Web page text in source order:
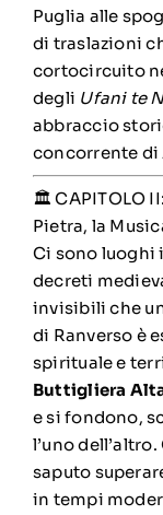
Puglia alle
di traslazioni
cortocircuito
degli Ufani te
abbraccio
concorrente di
🏛️ CAPITOLO
Pietra, la
Ci sono luoghi
decreti
invisibili che
di Ranverso è
spirituale e
Buttigliera
e si fondono,
l’uno
saputo
in tempi